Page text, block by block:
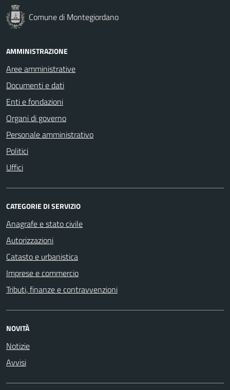
Comune di Montegiordano
AMMINISTRAZIONE
Aree amministrative
Documenti e dati
Enti e fondazioni
Organi di governo
Personale amministrativo
Politici
Uffici
CATEGORIE DI SERVIZIO
Anagrafe e stato civile
Autorizzazioni
Catasto e urbanistica
Imprese e commercio
Tributi, finanze e contravvenzioni
NOVITÀ
Notizie
Avvisi